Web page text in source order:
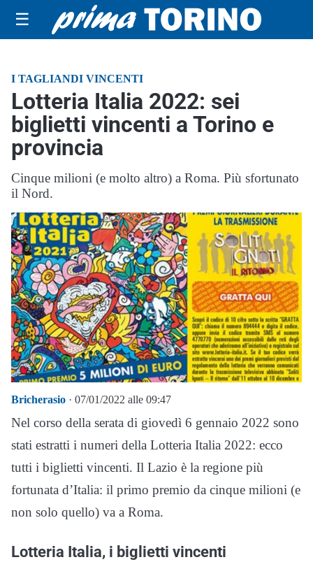
☰
I TAGLIANDI VINCENTI
Lotteria Italia 2022: sei
biglietti vincenti a Torino e
provincia
Cinque milioni (e molto altro) a Roma. Più sfortunato
il Nord.
Bricherasio · 07/01/2022 alle 09:47
Nel corso della serata di giovedì 6 gennaio 2022 sono
stati estratti i numeri della Lotteria Italia 2022: ecco
tutti i biglietti vincenti. Il Lazio è la regione più
fortunata d’Italia: il primo premio da cinque milioni (e
non solo quello) va a Roma.
Lotteria Italia, i biglietti vincenti